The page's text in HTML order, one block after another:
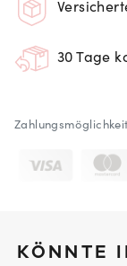
30 Tage
KÖNNTE